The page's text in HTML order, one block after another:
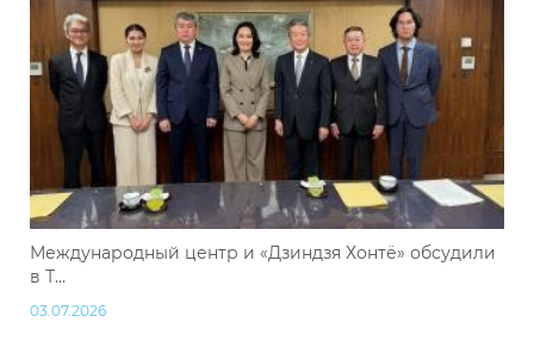
Международный центр и «Дзиндзя Хонтё» обсудили
в Т...
03.07.2026